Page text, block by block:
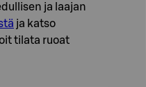
ja laajan
ja katso
tilata ruoat